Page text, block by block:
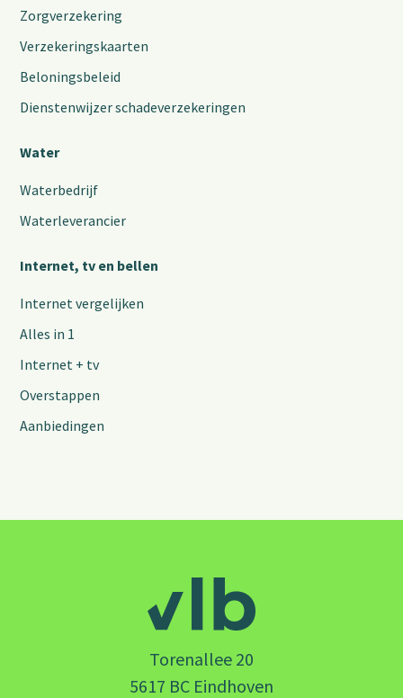
Zorgverzekering
Verzekeringskaarten
Beloningsbeleid
Dienstenwijzer schadeverzekeringen
Water
Waterbedrijf
Waterleverancier
Internet, tv en bellen
Internet vergelijken
Alles in 1
Internet + tv
Overstappen
Aanbiedingen
Torenallee 20
5617 BC Eindhoven